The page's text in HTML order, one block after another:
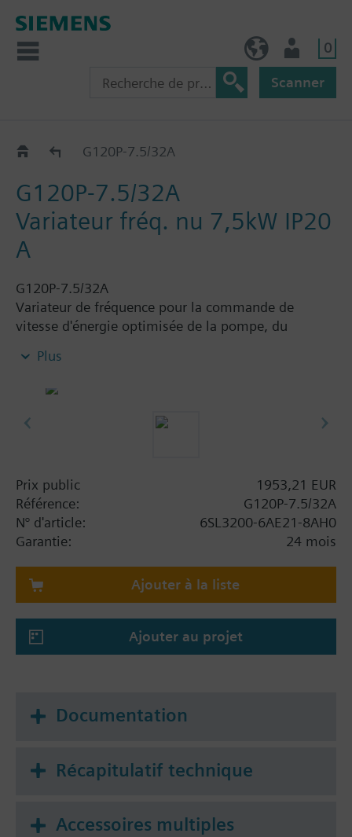
0
Scanner
G120P..2AG120P-7.5/32A
G120P-7.5/32A
Variateur fréq. nu 7,5kW IP20
A
G120P-7.5/32A
Variateur de fréquence pour la commande de
vitesse d'énergie optimisée de la pompe, du
applications de gestion technique des bâtiments,
panneau.
module d'alimentation, la hauteur totale augmente
comme suit : FSAA : 80 mm ; FSB : 78 mm ; FSC :
77 mm ; FSD, FSE, FSF : 123 mm.
La profondeur augmente de 10 mm lorsqu'on
utilise un BOP-2 et de 20 mm lorsqu'on utilise un
IOP-2.
Plus
Prix public
1953,21 EUR
Référence:
G120P-7.5/32A
N° d'article:
6SL3200-6AE21-8AH0
Garantie:
24 mois
Ajouter à la liste
Ajouter au projet
Documentation
Récapitulatif technique
Accessoires multiples